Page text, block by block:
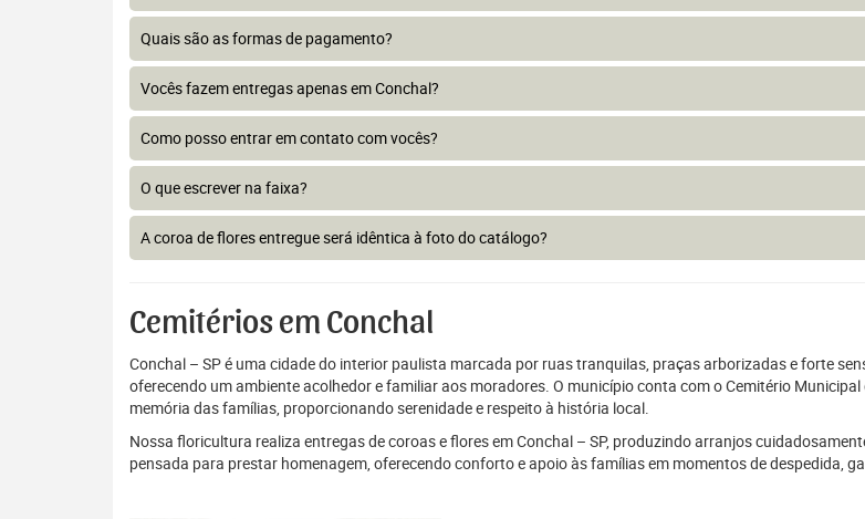
Quais são as formas de pagamento?
Vocês fazem entregas apenas em Conchal?
Como posso entrar em contato com vocês?
O que escrever na faixa?
A coroa de flores entregue será idêntica à foto do catálogo?
Cemitérios em Conchal
Conchal – SP é uma cidade do interior paulista marcada por ruas tranquilas, praças arborizadas e forte
oferecendo um ambiente acolhedor e familiar aos moradores. O município conta com o Cemitério
memória das famílias, proporcionando serenidade e respeito à história local.
Nossa floricultura realiza entregas de coroas e flores em Conchal – SP, produzindo arranjos
pensada para prestar homenagem, oferecendo conforto e apoio às famílias em momentos de despedida,